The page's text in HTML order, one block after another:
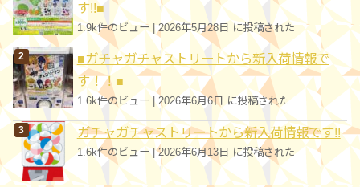
す!!■
1.9k件のビュー |2026年5月28日 に投稿された
■ガチャガチャストリートから新入荷情報で
す！！■
1.6k件のビュー | 2026年6月6日 に投稿された
ガチャガチャストリートから新入荷情報です!!
1.6k件のビュー|2026年6月13日 に投稿された